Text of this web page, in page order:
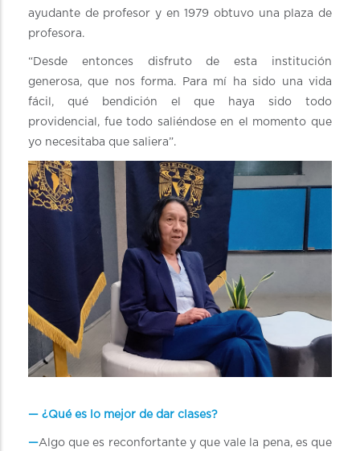
ayudante de profesor y en 1979 obtuvo una plaza de
profesora.
“Desde entonces disfruto de esta institución
generosa, que nos forma. Para mí ha sido una vida
fácil, qué bendición el que haya sido todo
providencial, fue todo saliéndose en el momento que
yo necesitaba que saliera”.
— ¿Qué es lo mejor de dar clases?
—Algo que es reconfortante y que vale la pena, es que